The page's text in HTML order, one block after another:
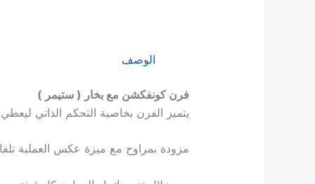
الوصف
فرن كونفكشن مع بخار ( ستيمر )
يتميز الفرن بخاصية التحكم الذاتي ليعطي
مزودة بمراوح مع ميزة عكس العملية